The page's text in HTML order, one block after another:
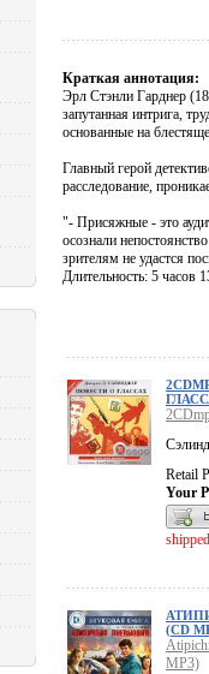
Краткая аннотация:
Эрл Стэнли Гарднер
запутанная интрига,
основанные на
Главный герой
расследование,
"- Присяжные - это
осознали
зрителям не удастся
Длительность: 5 часов
Retail
Your
(CD
MP3)